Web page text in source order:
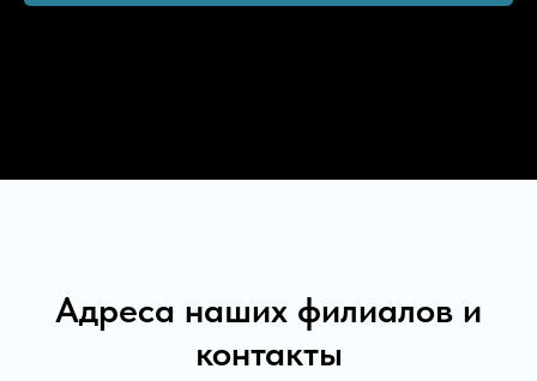
Адреса наших филиалов и
контакты